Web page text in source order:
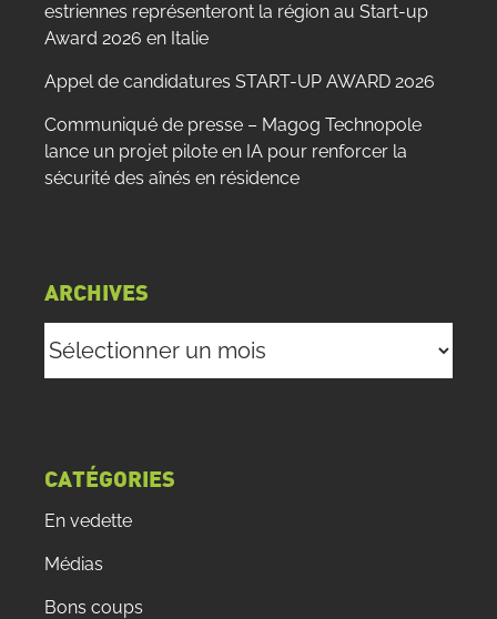
estriennes représenteront la région au Start-up
Award 2026 en Italie
Appel de candidatures START-UP AWARD 2026
Communiqué de presse – Magog Technopole
lance un projet pilote en IA pour renforcer la
sécurité des aînés en résidence
ARCHIVES
CATÉGORIES
En vedette
Médias
Bons coups